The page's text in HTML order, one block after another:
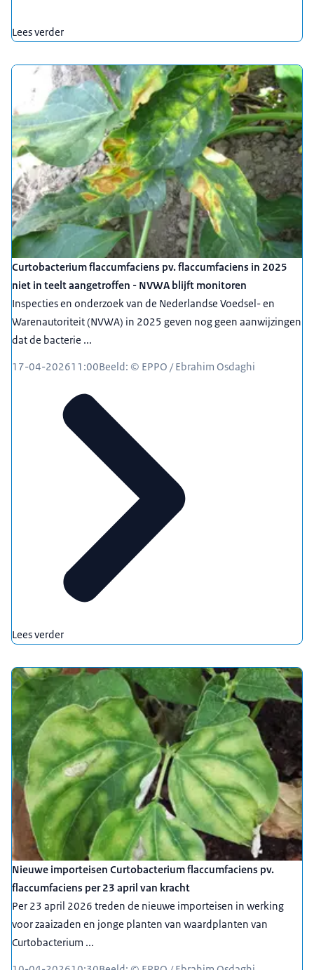
Lees verder
Curtobacterium flaccumfaciens pv. flaccumfaciens in 2025
niet in teelt aangetroffen - NVWA blijft monitoren
Inspecties en onderzoek van de Nederlandse Voedsel- en
Warenautoriteit (NVWA) in 2025 geven nog geen aanwijzingen
dat de bacterie ...
17-04-202611:00Beeld: © EPPO / Ebrahim Osdaghi
Lees verder
Nieuwe importeisen Curtobacterium flaccumfaciens pv.
flaccumfaciens per 23 april van kracht
Per 23 april 2026 treden de nieuwe importeisen in werking
voor zaaizaden en jonge planten van waardplanten van
Curtobacterium ...